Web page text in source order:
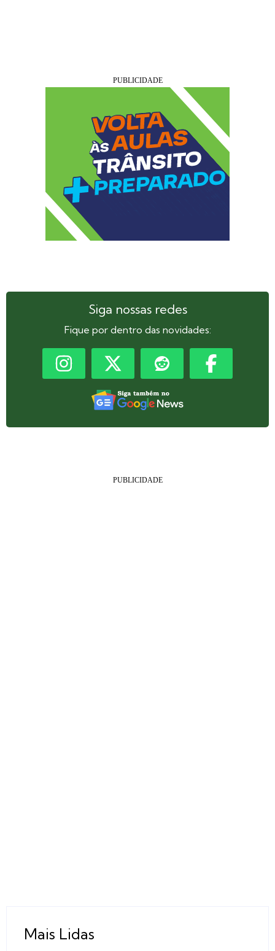
Siga nossas redes
Fique por dentro das novidades:
Mais Lidas